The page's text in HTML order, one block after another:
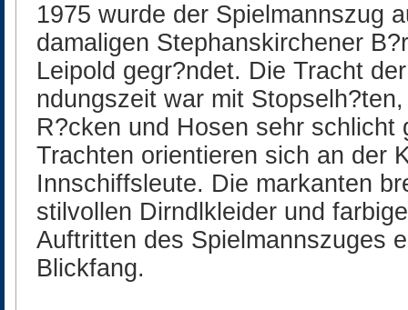
1975 wurde der Spielmannszug
damaligen Stephanskirchener
Leipold gegr?ndet. Die Tracht
ndungszeit war mit
R?cken und Hosen sehr schlicht
Trachten orientieren sich an der
Innschiffsleute. Die markanten
stilvollen Dirndlkleider und
Auftritten des Spielmannszuges
Blickfang.